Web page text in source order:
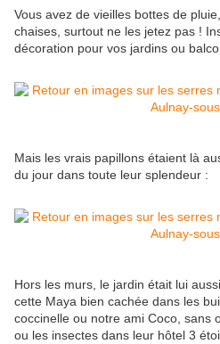
Vous avez de vieilles bottes de
chaises, surtout ne les jetez pas !
décoration pour vos jardins ou
Mais les vrais papillons étaient là
du jour dans toute leur splendeur :
Hors les murs, le jardin était lui
cette Maya bien cachée dans les
coccinelle ou notre ami Coco, sans
ou les insectes dans leur hôtel 3